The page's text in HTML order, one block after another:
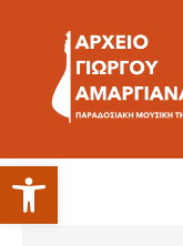
Ανοίξτε τη γραμμή εργαλείων